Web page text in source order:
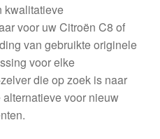
kwalitatieve
voor uw Citroën C8 of
van gebruikte originele
voor elke
die op zoek is naar
voor nieuw